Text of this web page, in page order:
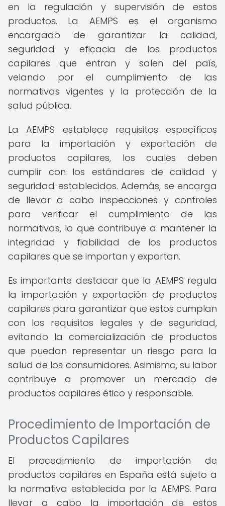
en la regulación y supervisión de estos
productos. La AEMPS es el organismo
encargado de garantizar la calidad,
seguridad y eficacia de los productos
capilares que entran y salen del país,
velando por el cumplimiento de las
normativas vigentes y la protección de la
salud pública.
La AEMPS establece requisitos específicos
para la importación y exportación de
productos capilares, los cuales deben
cumplir con los estándares de calidad y
seguridad establecidos. Además, se encarga
de llevar a cabo inspecciones y controles
para verificar el cumplimiento de las
normativas, lo que contribuye a mantener la
integridad y fiabilidad de los productos
capilares que se importan y exportan.
Es importante destacar que la AEMPS regula
la importación y exportación de productos
capilares para garantizar que estos cumplan
con los requisitos legales y de seguridad,
evitando la comercialización de productos
que puedan representar un riesgo para la
salud de los consumidores. Asimismo, su labor
contribuye a promover un mercado de
productos capilares ético y responsable.
Procedimiento de Importación de
Productos Capilares
El procedimiento de importación de
productos capilares en España está sujeto a
la normativa establecida por la AEMPS. Para
llevar a cabo la importación de estos